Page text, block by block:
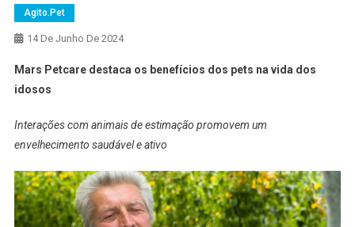
Agito.pet
14 De Junho De 2024
Mars Petcare destaca os benefícios dos pets na vida dos
idosos
Interações com animais de estimação promovem um
envelhecimento saudável e ativo